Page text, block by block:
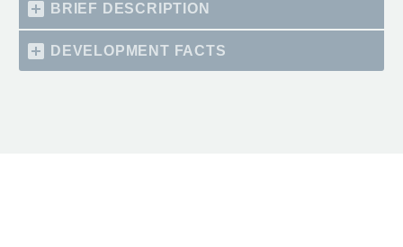
BRIEF DESCRIPTION
DEVELOPMENT FACTS